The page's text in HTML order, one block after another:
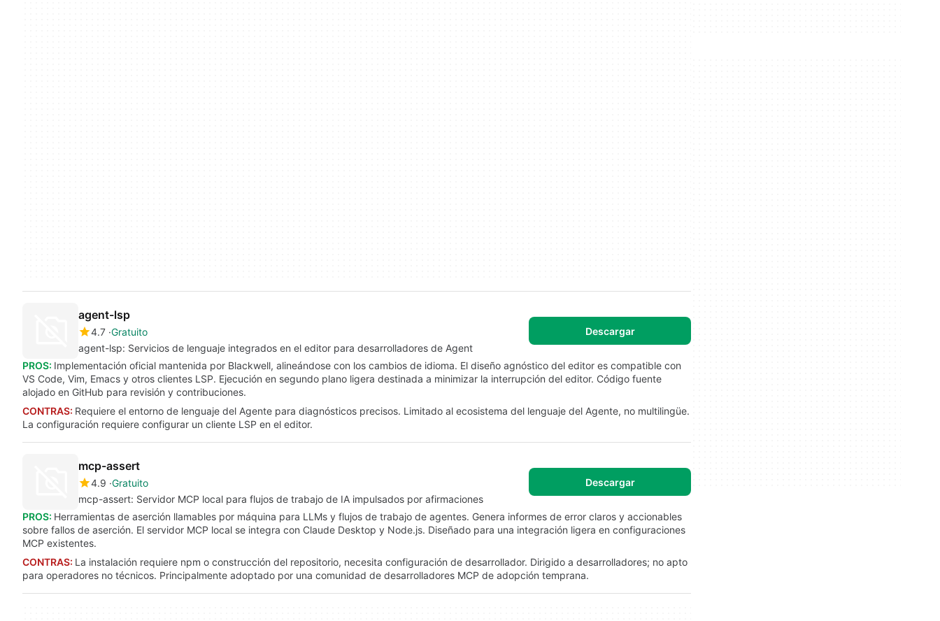
agent-lsp
4.7 Gratuito
agent-lsp: Servicios de lenguaje integrados en el editor para desarrolladores de Agent
Descargar
PROS: Implementación oficial mantenida por Blackwell, alineándose con los cambios de idioma. El diseño agnóstico del editor es compatible con
VS Code, Vim, Emacs y otros clientes LSP. Ejecución en segundo plano ligera destinada a minimizar la interrupción del editor. Código fuente
alojado en GitHub para revisión y contribuciones.
CONTRAS: Requiere el entorno de lenguaje del Agente para diagnósticos precisos. Limitado al ecosistema del lenguaje del Agente, no multilingüe.
La configuración requiere configurar un cliente LSP en el editor.
mcp-assert
4.9 Gratuito
mcp-assert: Servidor MCP local para flujos de trabajo de IA impulsados por afirmaciones
Descargar
PROS: Herramientas de aserción llamables por máquina para LLMs y flujos de trabajo de agentes. Genera informes de error claros y accionables
sobre fallos de aserción. El servidor MCP local se integra con Claude Desktop y Node.js. Diseñado para una integración ligera en configuraciones
MCP existentes.
CONTRAS: La instalación requiere npm o construcción del repositorio, necesita configuración de desarrollador. Dirigido a desarrolladores; no apto
para operadores no técnicos. Principalmente adoptado por una comunidad de desarrolladores MCP de adopción temprana.